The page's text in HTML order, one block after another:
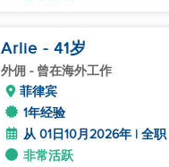
Arlie - 41岁
外佣 - 曾在海外工作
菲律宾
1年经验
从 01日10月2026年 | 全职
非常活跃